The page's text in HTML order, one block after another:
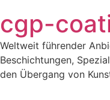
al
contenido
cgp-
Weltweit führender
Beschichtungen,
den Übergang von